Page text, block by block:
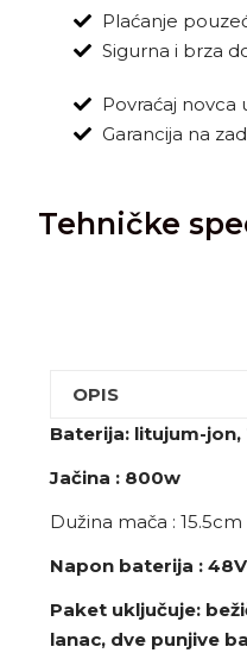
Plaćanje
Sigurna i brza
Povraćaj novca
Garancija na
Tehničke
OPIS
Baterija: litujum-jon,
Jačina : 800w
Dužina mača : 15.5cm
Napon baterija : 48V
Paket uključuje:
lanac, dve punjive